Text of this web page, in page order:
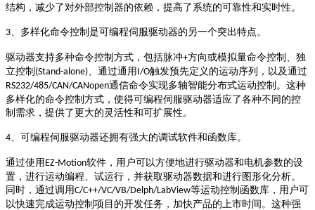
结构，减少了对外部控制器的依赖，提高了系统的可靠性和实时性。
3 多样化命令控制是可编程伺服驱动器的另一个突出特点。
驱动器支持多种命令控制方式，包括脉冲+方向或模拟量命令控制、独
立控制 (Stand-alone) 、通过通用 I/O触发预先定义的运动序列，以及通过
RS232/485/CAN/CANopen通信命令实现多轴智能分布式运动控制。这种
多样化的命令控制方式，使得可编程伺服驱动器适应了各种不同的控
制需求，提供了更大的灵活性和可扩展性。
4 可编程伺服驱动器还拥有强大的调试软件和函数库。
通过使用 EZ-Motion软件，用户可以方便地进行驱动器和电机参数的设
置，进行运动编程、试运行，并获取驱动器数据和进行图形化分析。
同时，通过调用C/C++/VC/VB/Delph/LabView等运动控制函数库，用户可
以快速完成运动控制项目的开发任务，加快产品的上市时间。这种强